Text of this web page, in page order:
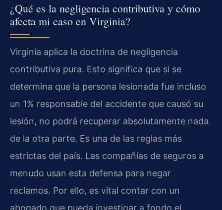
¿Qué es la negligencia contributiva y cómo
afecta mi caso en Virginia?
Virginia aplica la doctrina de negligencia
contributiva pura. Esto significa que si se
determina que la persona lesionada fue incluso
un 1% responsable del accidente que causó su
lesión, no podrá recuperar absolutamente nada
de la otra parte. Es una de las reglas más
estrictas del país. Las compañías de seguros a
menudo usan esta defensa para negar
reclamos. Por ello, es vital contar con un
abogado que pueda investigar a fondo el